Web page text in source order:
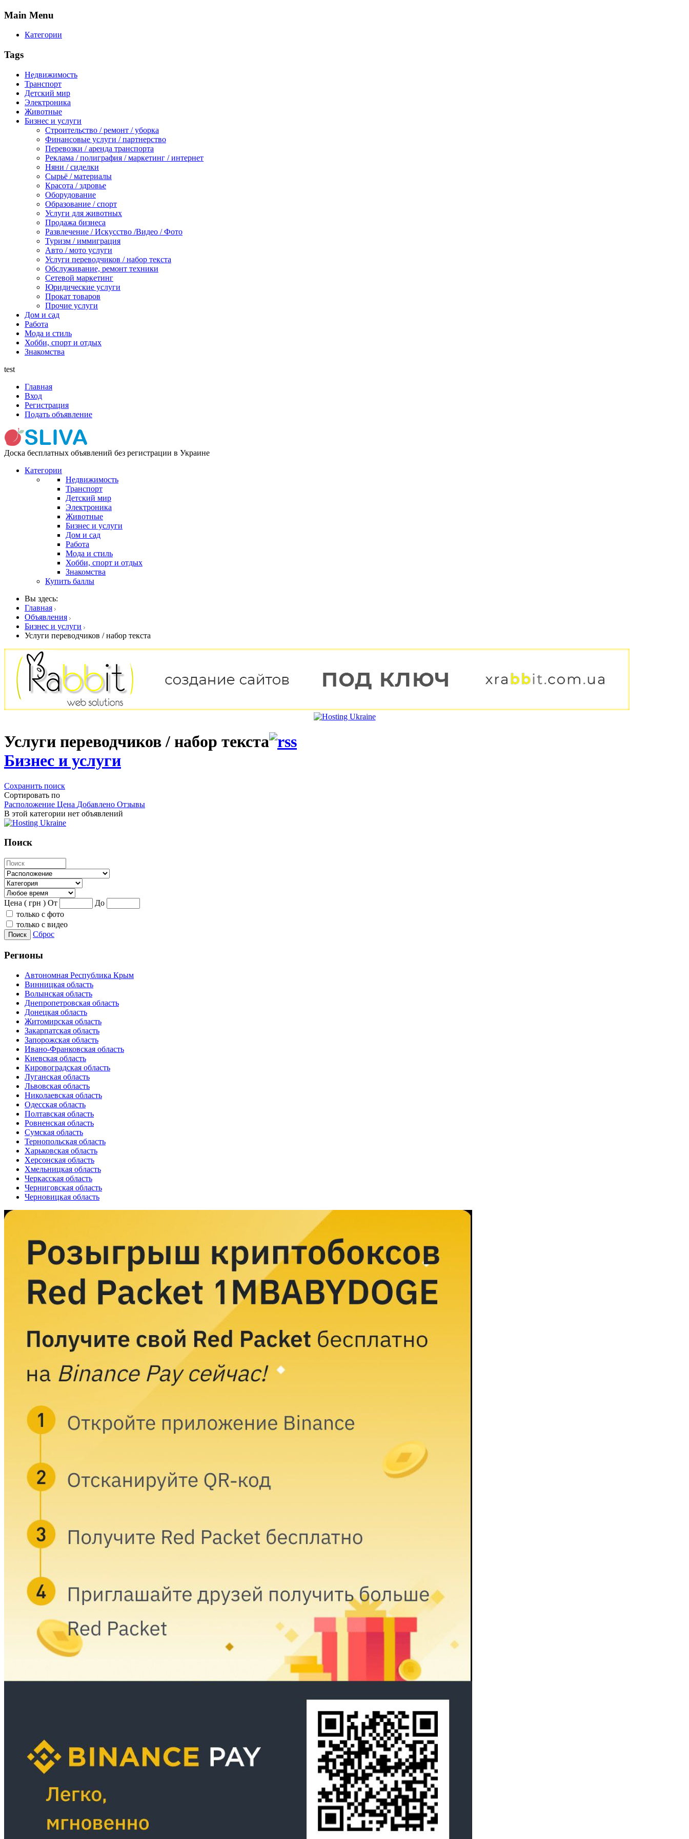
Main Menu
Категории
Tags
Недвижимость
Транспорт
Детский мир
Электроника
Животные
Бизнес и услуги
Строительство / ремонт / уборка
Финансовые услуги / партнерство
Перевозки / аренда транспорта
Реклама / полиграфия / маркетинг / интернет
Няни / сиделки
Сырьё / материалы
Красота / здровье
Оборудование
Образование / спорт
Услуги для животных
Продажа бизнеса
Развлечение / Искусство /Видео / Фото
Туризм / иммиграция
Авто / мото услуги
Услуги переводчиков / набор текста
Обслуживание, ремонт техники
Сетевой маркетинг
Юридические услуги
Прокат товаров
Прочие услуги
Дом и сад
Работа
Мода и стиль
Хобби, спорт и отдых
Знакомства
test
Главная
Вход
Регистрация
Подать объявление
Доска бесплатных объявлений без регистрации в Украине
Категории
Недвижимость
Транспорт
Детский мир
Электроника
Животные
Бизнес и услуги
Дом и сад
Работа
Мода и стиль
Хобби, спорт и отдых
Знакомства
Купить баллы
Вы здесь:
Главная
Объявления
Бизнес и услуги
Услуги переводчиков / набор текста
Услуги переводчиков / набор текста
Бизнес и услуги
Сохранить поиск
Сортировать по
Расположение Цена Добавлено Отзывы
В этой категории нет объявлений
Поиск
Цена ( грн ) От
До
только с фото
только с видео
Поиск Сброс
Регионы
Автономная Республика Крым
Винницкая область
Волынская область
Днепропетровская область
Донецкая область
Житомирская область
Закарпатская область
Запорожская область
Ивано-Франковская область
Киевская область
Кировоградская область
Луганская область
Львовская область
Николаевская область
Одесская область
Полтавская область
Ровненская область
Сумская область
Тернопольская область
Харьковская область
Херсонская область
Хмельницкая область
Черкасская область
Черниговская область
Черновицкая область